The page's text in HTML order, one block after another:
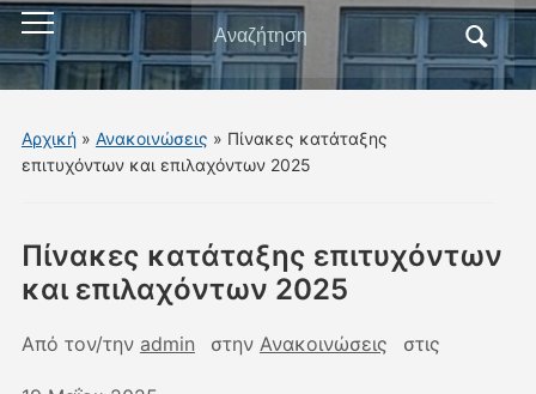
Εναλλαγή
του
μενού
για
κινητά
Αναζήτηση
για:
Αρχική» Ανακοινώσεις » Πίνακες κατάταξης
επιτυχόντων και επιλαχόντων 2025
Πίνακες κατάταξης επιτυχόντων
και επιλαχόντων 2025
Από τον/την admin στην Ανακοινώσεις στις